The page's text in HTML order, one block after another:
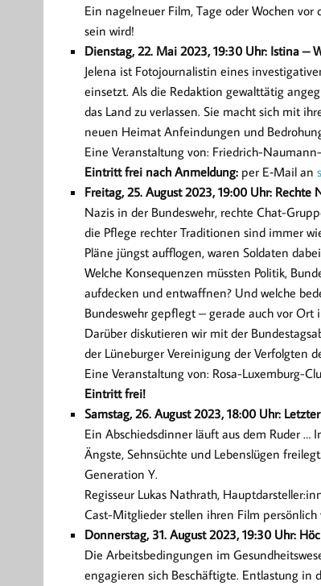
Ein nagelneuer Film, Tage oder Wochen
sein wird!
Dienstag, 22. Mai 2023, 19:30 Uhr: Istina –
Jelena ist Fotojournalistin eines
einsetzt. Als die Redaktion gewalttätig
das Land zu verlassen. Sie macht sich mit
neuen Heimat Anfeindungen und
Eine Veranstaltung von: Friedrich-
Eintritt frei nach Anmeldung:per E‑Mail an
Freitag, 25. August 2023, 19:00 Uhr:
Nazis in der Bundeswehr, rechte Chat-
die Pflege rechter Traditionen sind immer
Pläne jüngst aufflogen, waren Soldaten
Welche Konsequenzen müssten Politik,
aufdecken und entwaffnen? Und welche
Bundeswehr gepflegt – gerade auch vor Ort
Darüber diskutieren wir mit der
der Lüneburger Vereinigung der Verfolgten
Eine Veranstaltung von: Rosa-Luxemburg-
Eintritt frei!
Samstag, 26. August 2023, 18:00 Uhr:
Ein Abschiedsdinner läuft aus dem Ruder …
Ängste, Sehnsüchte und Lebenslügen
Generation Y.
Regisseur Lukas Nathrath,
Cast-Mitglieder stellen ihren Film persönlich
Donnerstag, 31. August 2023, 19:30 Uhr:
Die Arbeitsbedingungen im
engagieren sich Beschäftigte. Entlastung in